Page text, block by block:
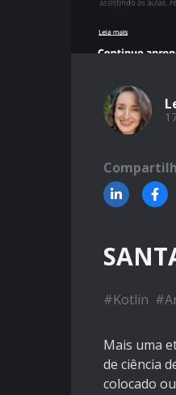
#Kotlin #
Mais uma
de ciência
colocado